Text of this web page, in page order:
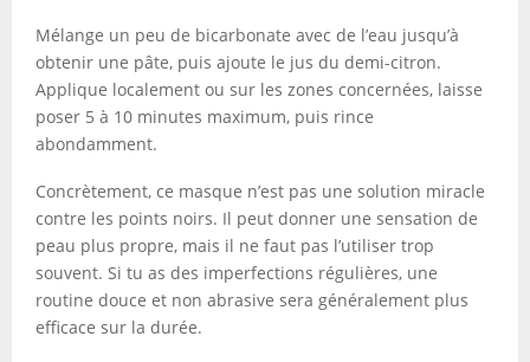
Mélange un peu de bicarbonate avec de l’eau jusqu’à
obtenir une pâte, puis ajoute le jus du demi-citron.
Applique localement ou sur les zones concernées, laisse
poser 5 à 10 minutes maximum, puis rince
abondamment.
Concrètement, ce masque n’est pas une solution miracle
contre les points noirs. Il peut donner une sensation de
peau plus propre, mais il ne faut pas l’utiliser trop
souvent. Si tu as des imperfections régulières, une
routine douce et non abrasive sera généralement plus
efficace sur la durée.